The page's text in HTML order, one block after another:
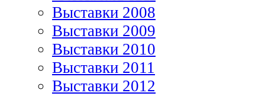
Выставки 2008
Выставки 2009
Выставки 2010
Выставки 2011
Выставки 2012